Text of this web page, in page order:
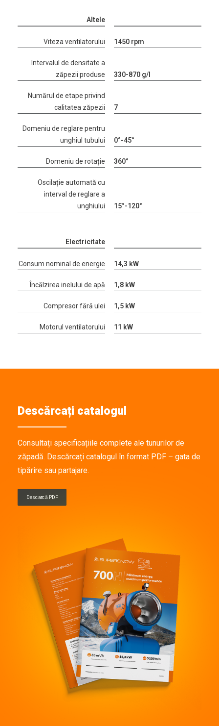
Altele
Viteza ventilatorului 1450 rpm
Intervalul de densitate a
zăpezii produse
330-870 g/l
Numărul de etape privind
calitatea zăpezii
7
Domeniu de reglare pentru
unghiul tubului
0°-45°
Domeniu de rotație 360°
Oscilație automată cu
interval de reglare a
unghiului
15°-120°
Electricitate
Consum nominal de energie 14,3 kW
Încălzirea inelului de apă 1,8 kW
Compresor fără ulei 1,5 kW
Motorul ventilatorului 11 kW
Descărcați catalogul
Consultați specificațiile complete ale tunurilor de
zăpadă. Descărcați catalogul în format PDF – gata de
tipărire sau partajare.
Descarcă PDF